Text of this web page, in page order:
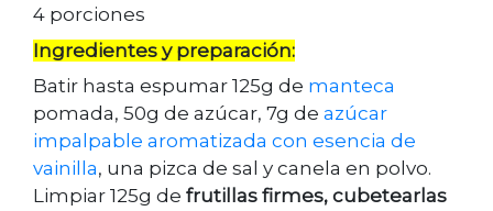
4 porciones
Ingredientes y preparación:
Batir hasta espumar 125g de manteca
pomada, 50g de azúcar, 7g de azúcar
impalpable aromatizada con esencia de
vainilla, una pizca de sal y canela en polvo.
Limpiar 125g de frutillas firmes, cubetearlas